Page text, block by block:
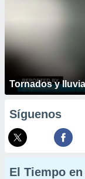
Tornados y
Síguenos
El Tiempo en